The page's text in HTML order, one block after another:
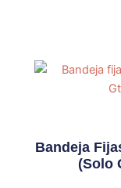
Bandeja
(solo